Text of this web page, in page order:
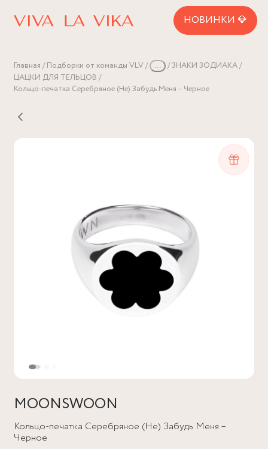
НОВИНКИ 💎
Главная Подборки от команды VLV ...
ЗНАКИ ЗОДИАКА
ЦАЦКИ ДЛЯ ТЕЛЬЦОВ
Кольцо-печатка Серебряное (Не) Забудь Меня – Черное
MOONSWOON
Кольцо-печатка Серебряное (Не) Забудь Меня –
Черное